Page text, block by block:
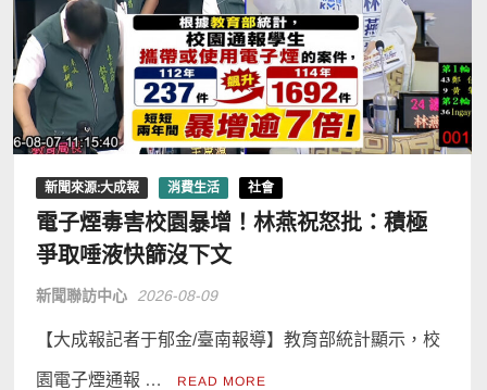
新聞來源:大成報 消費生活 社會
電子煙毒害校園暴增！林燕祝怒批：積極
爭取唾液快篩沒下文
新聞聯訪中心 2026-08-09
【大成報記者于郁金/臺南報導】教育部統計顯示，校
園電子煙通報 … READ MORE